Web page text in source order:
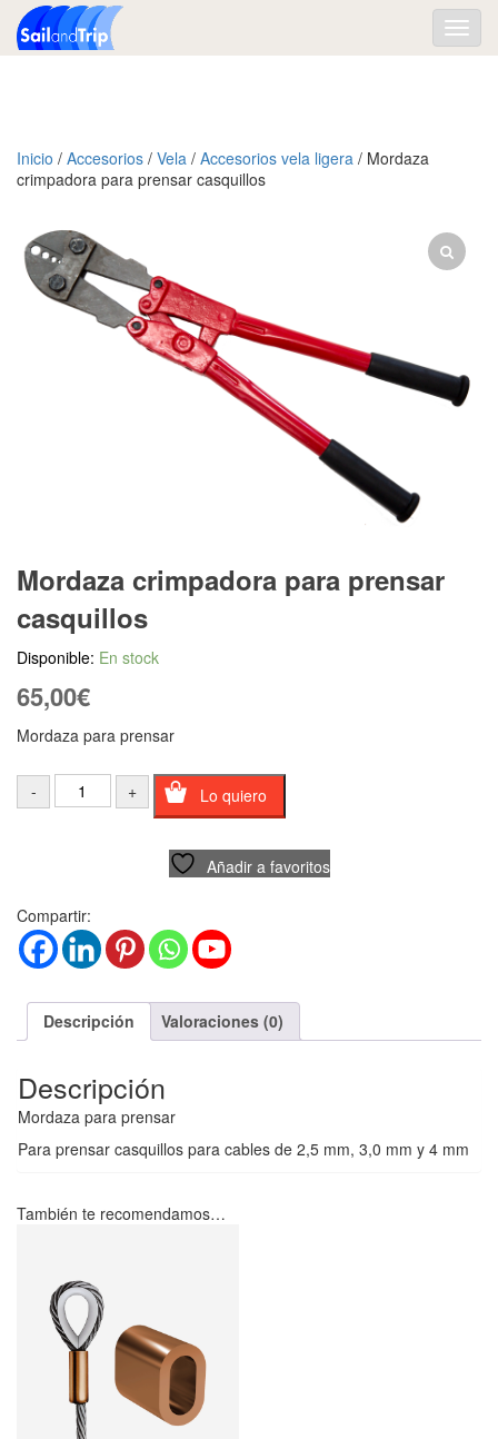
Inicio / Accesorios / Vela / Accesorios vela ligera / Mordaza
crimpadora para prensar casquillos
Mordaza crimpadora para prensar
casquillos
Disponible: En stock
65,00€
Mordaza para prensar
Lo quiero
Añadir a favoritos
Compartir:
Descripción Valoraciones (0)
Descripción
Mordaza para prensar
Para prensar casquillos para cables de 2,5 mm, 3,0 mm y 4 mm
También te recomendamos…